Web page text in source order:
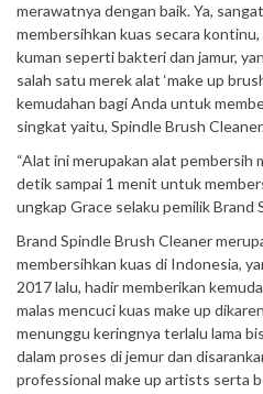
merawatnya dengan baik. Ya,
membersihkan kuas secara
kuman seperti bakteri dan jamur,
salah satu merek alat ‘make up
kemudahan bagi Anda untuk
singkat yaitu, Spindle Brush
“Alat ini merupakan alat pembersih
detik sampai 1 menit untuk
ungkap Grace selaku pemilik Brand
Brand Spindle Brush Cleaner
membersihkan kuas di Indonesia,
2017 lalu, hadir memberikan
malas mencuci kuas make up
menunggu keringnya terlalu lama
dalam proses di jemur dan
professional make up artists serta